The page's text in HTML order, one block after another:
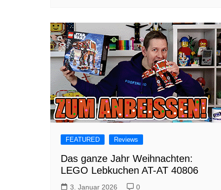
FEATURED Reviews
Das ganze Jahr Weihnachten:
LEGO Lebkuchen AT-AT 40806
3. Januar 2026 0